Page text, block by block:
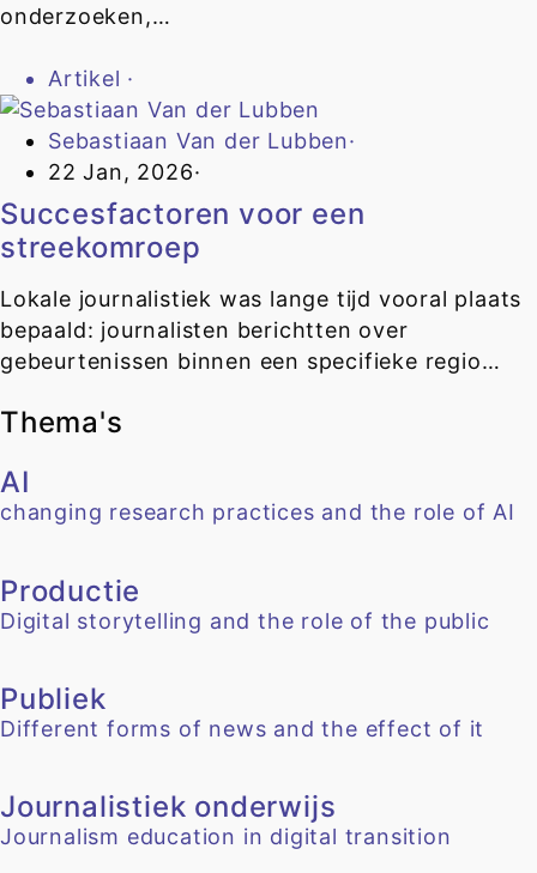
onderzoeken,…
Artikel ·
Sebastiaan Van der Lubben·
22 Jan, 2026·
Succesfactoren voor een
streekomroep
Lokale journalistiek was lange tijd vooral plaats
bepaald: journalisten berichtten over
gebeurtenissen binnen een specifieke regio…
Thema's
AI
changing research practices and the role of AI
Productie
Digital storytelling and the role of the public
Publiek
Different forms of news and the effect of it
Journalistiek onderwijs
Journalism education in digital transition